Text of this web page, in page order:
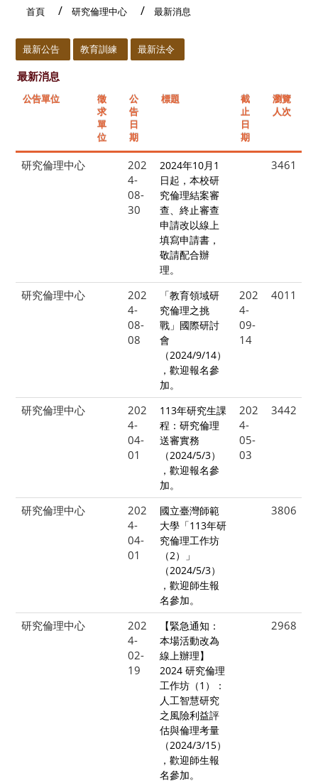
首頁 研究倫理中心 最新消息
最新公告 教育訓練 最新法令
最新消息
公告單位
徵
求
單
位
公
告
日
期
標題
截
止
日
期
瀏覽
人次
研究倫理中心
202
4-
08-
30
2024年10月1
日起，本校研
究倫理結案審
查、終止審查
申請改以線上
填寫申請書，
敬請配合辦
理。
3461
研究倫理中心
202
4-
08-
08
「教育領域研
究倫理之挑
戰」國際研討
會
（2024/9/14）
，歡迎報名參
加。
202
4-
09-
14
4011
研究倫理中心
202
4-
04-
01
113年研究生課
程：研究倫理
送審實務
（2024/5/3）
，歡迎報名參
加。
202
4-
05-
03
3442
研究倫理中心
202
4-
04-
01
國立臺灣師範
大學「113年研
究倫理工作坊
（2）」
（2024/5/3）
，歡迎師生報
名參加。
3806
研究倫理中心
202
4-
02-
19
【緊急通知：
本場活動改為
線上辦理】
2024 研究倫理
工作坊（1）：
人工智慧研究
之風險利益評
估與倫理考量
（2024/3/15）
，歡迎師生報
名參加。
2968